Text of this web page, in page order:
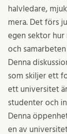
halvledare,
mera. Det förs
egen sektor hur
och
Denna
som skiljer ett
ett universitet
studenter och
Denna
en av